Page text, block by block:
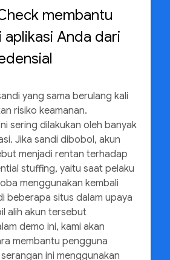
membantu
aplikasi Anda dari
yang sama berulang kali
risiko keamanan.
sering dilakukan oleh banyak
Jika sandi dibobol, akun
menjadi rentan terhadap
stuffing, yaitu saat pelaku
menggunakan kembali
beberapa situs dalam upaya
alih akun tersebut
demo ini, kami akan
membantu pengguna
ini menggunakan